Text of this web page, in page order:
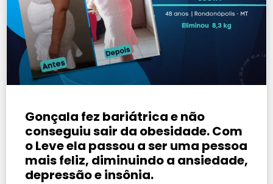
Gonçala fez bariátrica e não
conseguiu sair da obesidade. Com
o Leve ela passou a ser uma pessoa
mais feliz, diminuindo a ansiedade,
depressão e insônia.